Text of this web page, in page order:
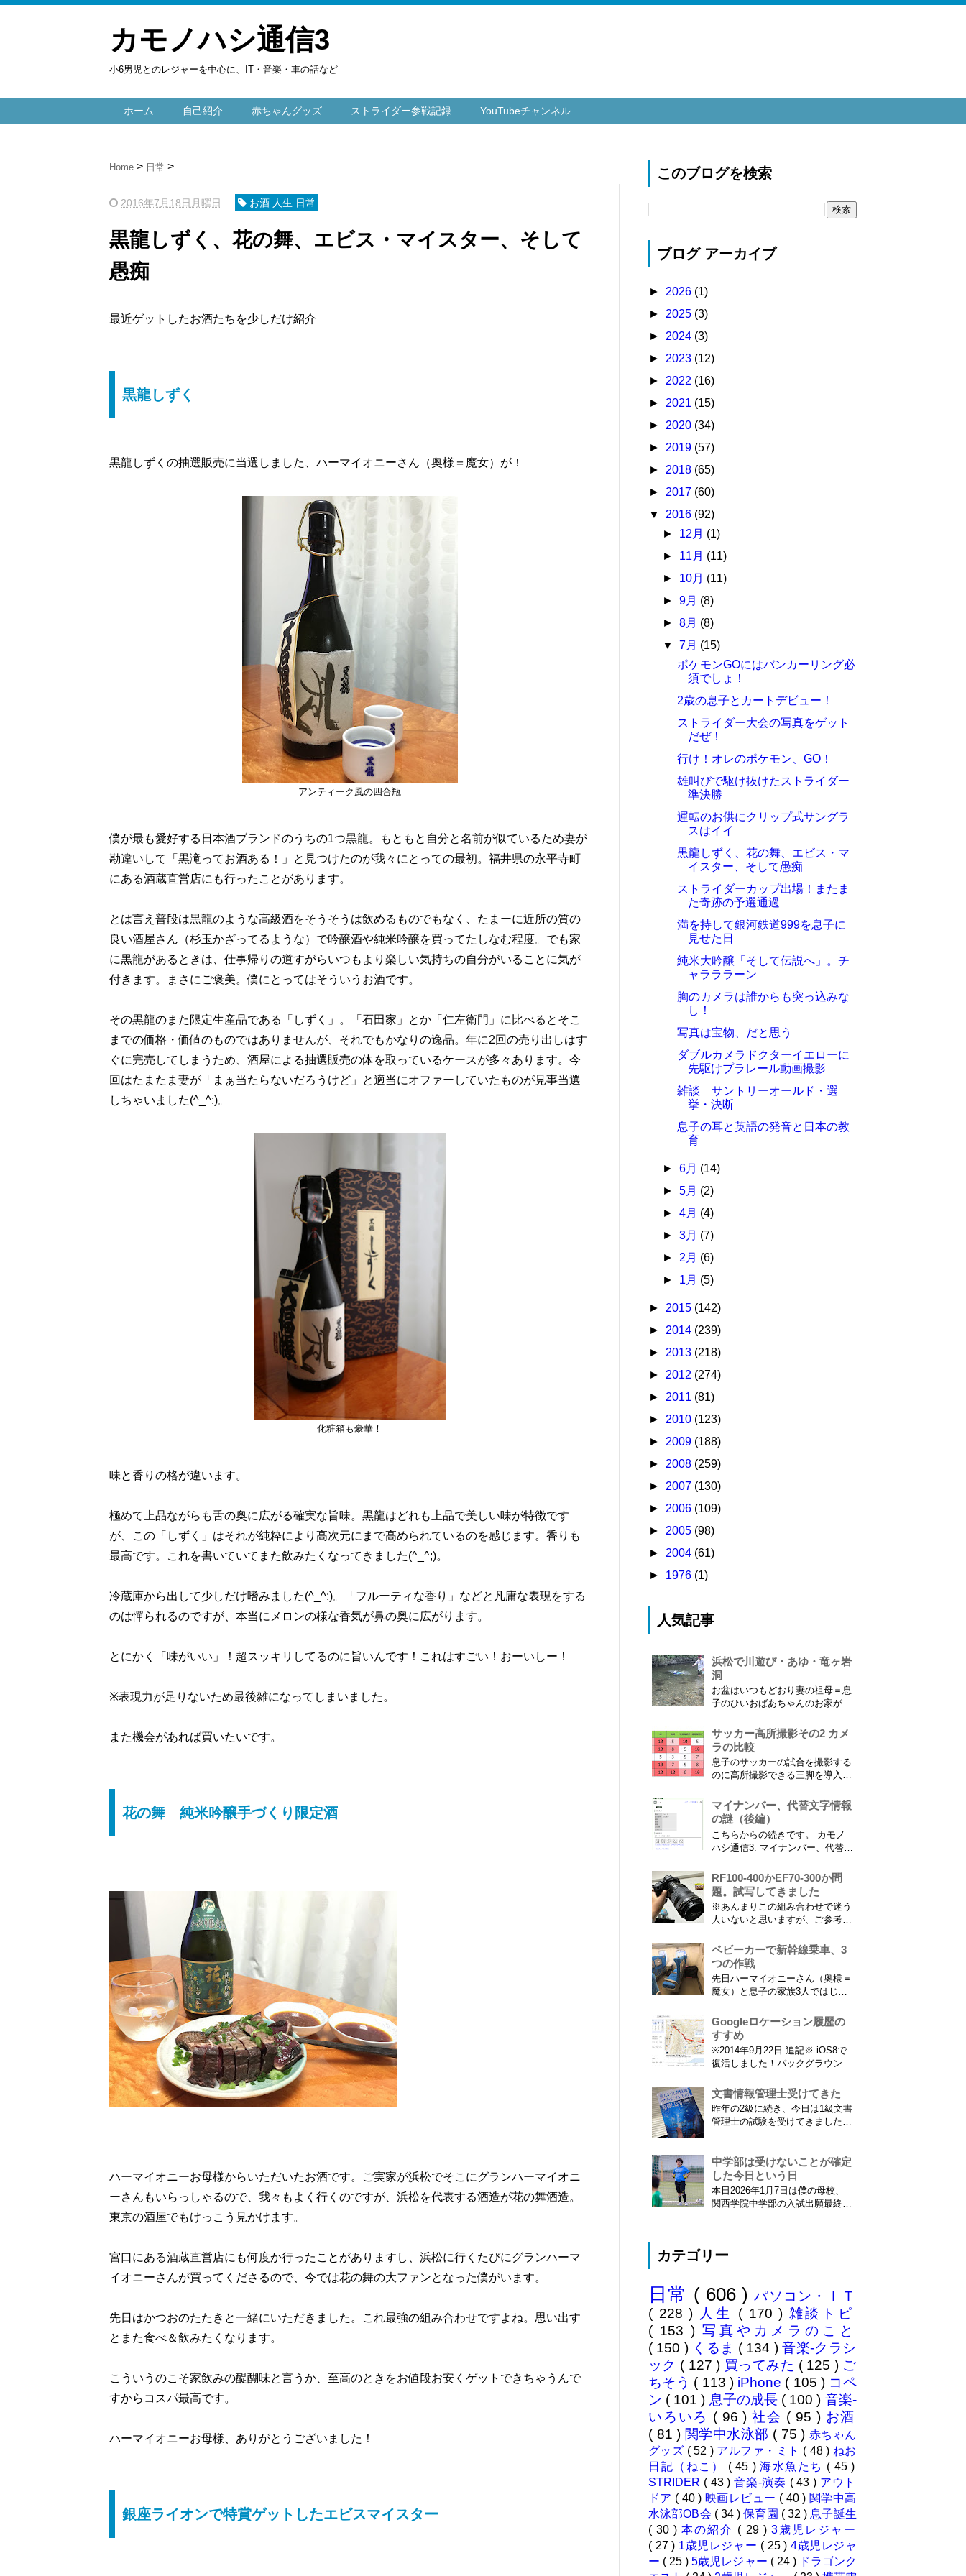
カモノハシ通信3
小6男児とのレジャーを中心に、IT・音楽・車の話など
ホーム 自己紹介 赤ちゃんグッズ ストライダー参戦記録 YouTubeチャンネル
Home 日常
2016年7月18日月曜日 お酒 人生 日常
黒龍しずく、花の舞、エビス・マイスター、そして
愚痴
最近ゲットしたお酒たちを少しだけ紹介
黒龍しずく
黒龍しずくの抽選販売に当選しました、ハーマイオニーさん（奥様＝魔女）が！
アンティーク風の四合瓶
僕が最も愛好する日本酒ブランドのうちの1つ黒龍。もともと自分と名前が似ているため妻が
勘違いして「黒滝ってお酒ある！」と見つけたのが我々にとっての最初。福井県の永平寺町
にある酒蔵直営店にも行ったことがあります。
とは言え普段は黒龍のような高級酒をそうそうは飲めるものでもなく、たまーに近所の質の
良い酒屋さん（杉玉かざってるような）で吟醸酒や純米吟醸を買ってたしなむ程度。でも家
に黒龍があるときは、仕事帰りの道すがらいつもより楽しい気持ちの自分がいることに気が
付きます。まさにご褒美。僕にとってはそういうお酒です。
その黒龍のまた限定生産品である「しずく」。「石田家」とか「仁左衛門」に比べるとそこ
までの価格・価値のものではありませんが、それでもかなりの逸品。年に2回の売り出しはす
ぐに完売してしまうため、酒屋による抽選販売の体を取っているケースが多々あります。今
回はたまたま妻が「まぁ当たらないだろうけど」と適当にオファーしていたものが見事当選
しちゃいました(^_^;)。
化粧箱も豪華！
味と香りの格が違います。
極めて上品ながらも舌の奥に広がる確実な旨味。黒龍はどれも上品で美しい味が特徴です
が、この「しずく」はそれが純粋により高次元にまで高められているのを感じます。香りも
最高です。これを書いていてまた飲みたくなってきました(^_^;)。
冷蔵庫から出して少しだけ嗜みました(^_^;)。「フルーティな香り」などと凡庸な表現をする
のは憚られるのですが、本当にメロンの様な香気が鼻の奥に広がります。
とにかく「味がいい」！超スッキリしてるのに旨いんです！これはすごい！おーいしー！
※表現力が足りないため最後雑になってしまいました。
また機会があれば買いたいです。
花の舞 純米吟醸手づくり限定酒
ハーマイオニーお母様からいただいたお酒です。ご実家が浜松でそこにグランハーマイオニ
ーさんもいらっしゃるので、我々もよく行くのですが、浜松を代表する酒造が花の舞酒造。
東京の酒屋でもけっこう見かけます。
宮口にある酒蔵直営店にも何度か行ったことがありますし、浜松に行くたびにグランハーマ
イオニーさんが買ってくださるので、今では花の舞の大ファンとなった僕がいます。
先日はかつおのたたきと一緒にいただきました。これ最強の組み合わせですよね。思い出す
とまた食べ＆飲みたくなります。
こういうのこそ家飲みの醍醐味と言うか、至高のときをお値段お安くゲットできちゃうんで
すからコスパ最高です。
ハーマイオニーお母様、ありがとうございました！
銀座ライオンで特賞ゲットしたエビスマイスター
このブログを検索
ブログ アーカイブ
► 2026 (1)
► 2025 (3)
► 2024 (3)
► 2023 (12)
► 2022 (16)
► 2021 (15)
► 2020 (34)
► 2019 (57)
► 2018 (65)
► 2017 (60)
▼ 2016 (92)
► 12月 (1)
► 11月 (11)
► 10月 (11)
►9月 (8)
►8月 (8)
▼7月 (15)
ポケモンGOにはバンカーリング必
須でしょ！
2歳の息子とカートデビュー！
ストライダー大会の写真をゲット
だぜ！
行け！オレのポケモン、GO！
雄叫びで駆け抜けたストライダー
準決勝
運転のお供にクリップ式サングラ
スはイイ
黒龍しずく、花の舞、エビス・マ
イスター、そして愚痴
ストライダーカップ出場！またま
た奇跡の予選通過
満を持して銀河鉄道999を息子に
見せた日
純米大吟醸「そして伝説へ」。チ
ャラララーン
胸のカメラは誰からも突っ込みな
し！
写真は宝物、だと思う
ダブルカメラドクターイエローに
先駆けプラレール動画撮影
雑談 サントリーオールド・選
挙・決断
息子の耳と英語の発音と日本の教
育
►6月 (14)
►5月 (2)
►4月 (4)
►3月 (7)
► 2月 (6)
► 1月 (5)
► 2015 (142)
► 2014 (239)
► 2013 (218)
► 2012 (274)
► 2011 (81)
► 2010 (123)
► 2009 (188)
► 2008 (259)
► 2007 (130)
► 2006 (109)
► 2005 (98)
► 2004 (61)
► 1976 (1)
人気記事
浜松で川遊び・あゆ・竜ヶ岩
洞
お盆はいつもどおり妻の祖母＝息
子のひいおばあちゃんのお家があ
ばあちゃんがご健在なのはとって
もありがたいことです。 5歳vs88
歳 ひいおばあちゃんとの対決！
カモノハシ通信3 神宮寺川で水遊
び、下の方に動画も付けてます
サッカー高所撮影その2 カメ
ラの比較
息子のサッカーの試合を撮影する
のに高所撮影できる三脚を導入し
さからフィールド全体（少年用な
ので大人用の半分の大きさです）
を撮影できればカメラを放置して
の撮影ができますし、選手のポジ
ショニングを俯瞰で見てあとから
問題...
マイナンバー、代替文字情報
の謎（後編）
こちらからの続きです。 カモノ
ハシ通信3: マイナンバー、代替文
供の名前に使える漢字には制限が
あります。たまに使える漢字が増
えたり減ったりしてニュースにな
ってますよね。（2015年１月には
「巫」の字が人名漢字に追加され
RF100-400かEF70-300か問
題。試写してきました
※あんまりこの組み合わせで迷う
人いないと思いますが、ご参考に
とにご注意ください。 息子がサ
ッカーを始めたことで望遠レンズ
をつけての撮影機会がまた増えて
きました。使っているのは EF70-
300mm F4-5.6 IS USM というレ
ベビーカーで新幹線乗車、3
つの作戦
先日ハーマイオニーさん（奥様＝
魔女）と息子の家族3人ではじめ
た。息子はまだ8ヶ月なので基本
ヒザの上なのですが、問題はベビ
ーカーをどうするか。色々事前に
調べたことと、実際に乗ってわか
ったことをご報告いたします！ ※
ので...
Googleロケーション履歴の
すすめ
※2014年9月22日 追記※ iOS8で
復活しました！バックグラウンド
iPhone 6 Plusで確認しました。
カモノハシ通信3: Googleロケー
ション履歴がiOS8で復活！
※2013年11月8日 追記※ 残念な
文書情報管理士受けてきた
昨年の2級に続き、今日は1級文書
管理士の試験を受けてきました。
かしい…。 ※後日追記※ 無事合
格してました。しかも成績が上位
3名以内？とかで表彰してもらい
ました\( ˆoˆ )/ 文書の取り扱いや
中学部は受けないことが確定
した今日という日
本日2026年1月7日は僕の母校、
関西学院中学部の入試出願最終日
分の息子が12歳になったら母校中
その可能性がほぼなくなったこと
は...
カテゴリー
日常 ( 606 )パソコン・ＩＴ
( 228 ) 人生 ( 170 ) 雑談トピ
( 153 ) 写真やカメラのこと
( 150 ) くるま ( 134 )音楽-クラシ
ック ( 127 ) 買ってみた ( 125 ) ご
ちそう ( 113 ) iPhone ( 105 ) コペ
ン ( 101 ) 息子の成長 ( 100 ) 音楽-
いろいろ ( 96 )社会 ( 95 ) お酒
( 81 ) 関学中水泳部 ( 75 ) 赤ちゃん
グッズ ( 52 ) アルファ・ミト ( 48 ) ねお
日記（ねこ） ( 45 ) 海水魚たち ( 45 )
STRIDER ( 43 )音楽-演奏 ( 43 ) アウト
ドア ( 40 ) 映画レビュー ( 40 ) 関学中高
水泳部OB会 ( 34 )保育園 ( 32 ) 息子誕生
( 30 )本の紹介 ( 29 ) 3歳児レジャー
( 27 ) 1歳児レジャー ( 25 ) 4歳児レジャ
ー ( 25 )5歳児レジャー ( 24 ) ドラゴンク